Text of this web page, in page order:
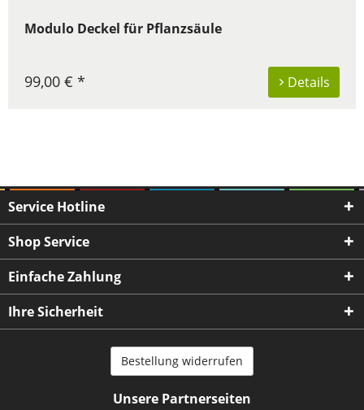
Modulo Deckel für Pflanzsäule
Details
99,00 € *
Service Hotline
Shop Service
Einfache Zahlung
Ihre Sicherheit
Bestellung widerrufen
Unsere Partnerseiten